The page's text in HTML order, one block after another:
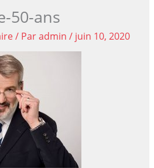
50-ans
/ Paradmin / juin 10, 2020